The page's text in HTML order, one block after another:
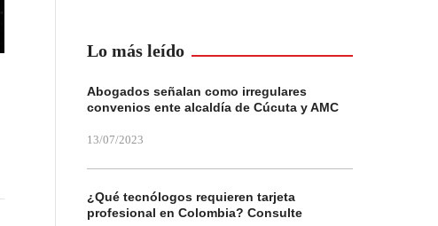
Lo más leído
Abogados señalan como irregulares
convenios ente alcaldía de Cúcuta y AMC
13/07/2023
¿Qué tecnólogos requieren tarjeta
profesional en Colombia? Consulte